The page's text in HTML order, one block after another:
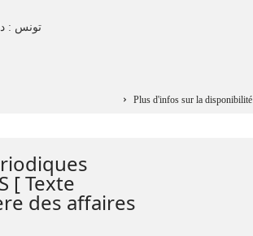
تونس :
Plus d'infos sur la disponibilité
[ Texte
des affaires